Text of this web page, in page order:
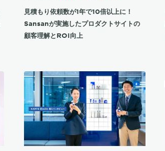
見積もり依頼数が1年で10倍以上に！
Sansanが実施したプロダクトサイトの
顧客理解とROI向上